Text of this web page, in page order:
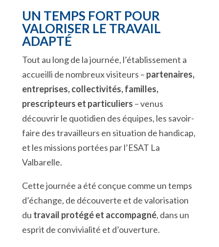
UN TEMPS FORT POUR
VALORISER LE TRAVAIL
ADAPTÉ
Tout au long de la journée, l’établissement a
accueilli de nombreux visiteurs – partenaires,
entreprises, collectivités, familles,
prescripteurs et particuliers – venus
découvrir le quotidien des équipes, les savoir-
faire des travailleurs en situation de handicap,
et les missions portées par l’ESAT La
Valbarelle.
Cette journée a été conçue comme un temps
d’échange, de découverte et de valorisation
du travail protégé et accompagné, dans un
esprit de convivialité et d’ouverture.